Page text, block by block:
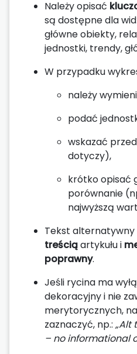
Należy opisać
są dostępne dla
główne obiekty,
jednostki, trendy,
W przypadku
należy
podać
wskazać
dotyczy),
krótko opisać
porównanie
najwyższą
Tekst alternatywny
treściąartykułu i
poprawny.
Jeśli rycina ma
dekoracyjny i nie
merytorycznych,
zaznaczyć, np.: „Alt
– no informational